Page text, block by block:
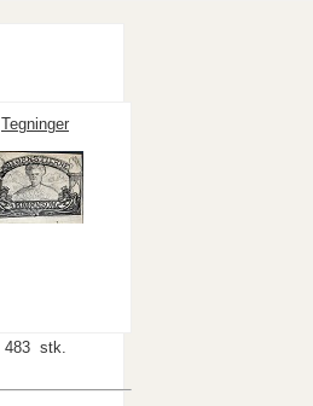
Tegninger
483 stk.